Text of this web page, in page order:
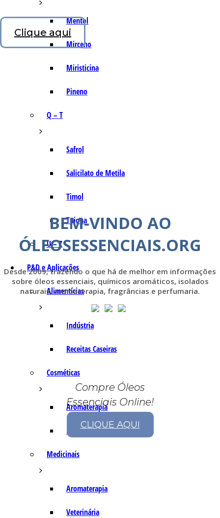
Mentol
Mirceno
Miristicina
Pineno
Q – T
Safrol
Salicilato de Metila
Timol
Tujona
U – Z
P&D e Aplicações
Alimentícias
Indústria
Receitas Caseiras
Cosméticas
Aromaterapia
Fórmulas Caseiras
Medicinais
Aromaterapia
Veterinária
Clique aqui
BEM-VINDO AO
ÓLEOSESSENCIAIS.ORG
Desde 2009, trazendo o que há de melhor em informações
sobre óleos essenciais, químicos aromáticos, isolados
naturais, aromaterapia, fragrâncias e perfumaria.
Compre Óleos
Essenciais Online!
CLIQUE AQUI